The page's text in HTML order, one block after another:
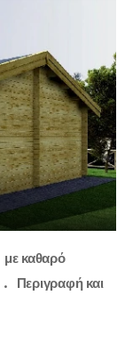
με καθαρό
.
Περιγραφή και